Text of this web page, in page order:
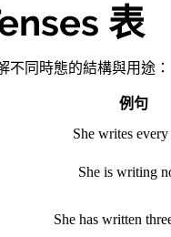
表
不同時態的結構與用途：
例句
She writes every
She is writing
She has written